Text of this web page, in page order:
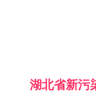
湖北省新污